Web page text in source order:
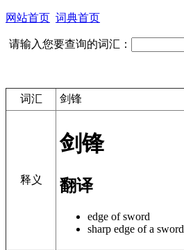
网站首页 词典首页
请输入您要查询的词汇：
词汇 剑锋
释义
剑锋
翻译
edge of sword
sharp edge of a sword